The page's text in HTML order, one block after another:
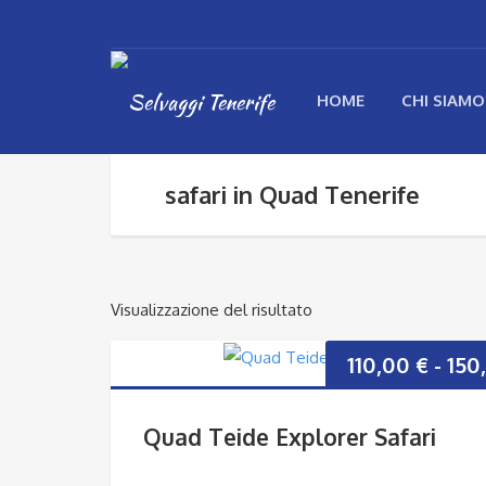
HOME CHI SIAMO
safari in Quad Tenerife
Visualizzazione del risultato
110,00 € -
Quad Teide Explorer Safari